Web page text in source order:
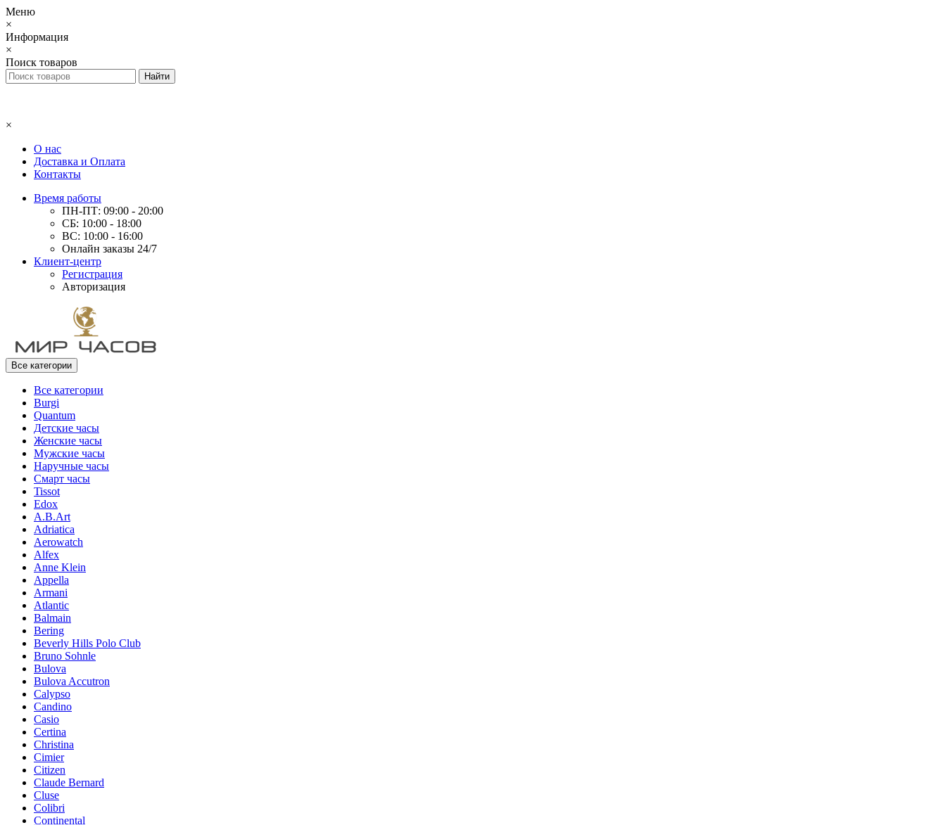
Меню
×
Информация
×
Поиск товаров
×
О нас
Доставка и Оплата
Контакты
Время работы
ПН-ПТ: 09:00 - 20:00
СБ: 10:00 - 18:00
ВС: 10:00 - 16:00
Онлайн заказы 24/7
Клиент-центр
Регистрация
Авторизация
Все категории
Все категории
Burgi
Quantum
Детские часы
Женские часы
Мужские часы
Наручные часы
Смарт часы
Tissot
Edox
A.B.Art
Adriatica
Aerowatch
Alfex
Anne Klein
Appella
Armani
Atlantic
Balmain
Bering
Beverly Hills Polo Club
Bruno Sohnle
Bulova
Bulova Accutron
Calypso
Candino
Casio
Certina
Christina
Cimier
Citizen
Claude Bernard
Cluse
Colibri
Continental